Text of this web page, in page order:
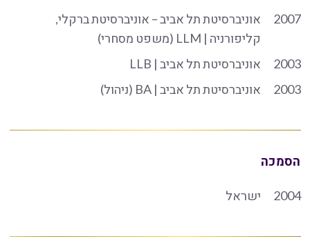
2007
אוניברסיטת תל אביב – אוניברסיטת ברקלי,
קליפורניה | LLM (משפט מסחרי)
2003
אוניברסיטת תל אביב | LLB
2003
אוניברסיטת תל אביב | BA (ניהול)
הסמכה
2004 ישראל